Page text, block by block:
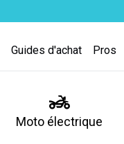
Guides d'achat Pros
Moto électrique